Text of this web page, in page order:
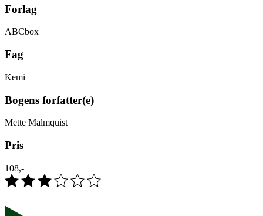
Forlag
ABCbox
Fag
Kemi
Bogens forfatter(e)
Mette Malmquist
Pris
108,-